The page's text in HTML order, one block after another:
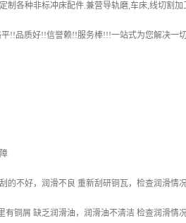
制各种非标冲床配件.兼营导轨磨,车床,线切割
!!品质好!!信誉赖!!服务棒!!!一站式为您解决一
的不好，润滑不良 重新刮研铜瓦，检查润滑情况
有铜屑 缺乏润滑油，润滑油不清洁 检查润滑情